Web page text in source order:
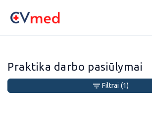
Praktika darbo pasiūlymai
Filtrai (1)